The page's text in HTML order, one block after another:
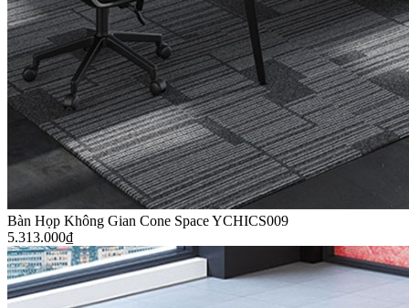
Bàn Họp Không Gian Cone Space YCHICS009
5.313.000₫